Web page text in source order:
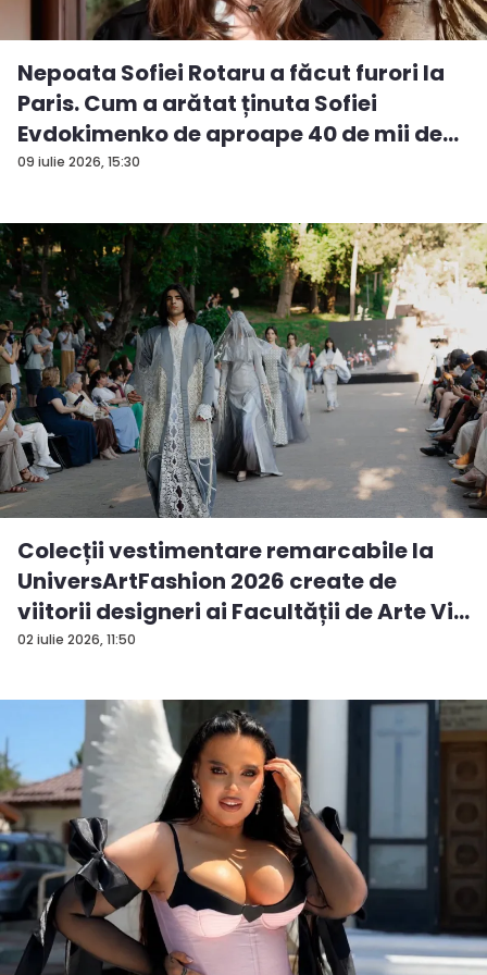
09 iulie 2026, 15:30
Nepoata Sofiei Rotaru a făcut furori la
Paris. Cum a arătat ținuta Sofiei
Evdokimenko de aproape 40 de mii de
e...
02 iulie 2026, 11:50
Colecții vestimentare remarcabile la
UniversArtFashion 2026 create de
viitorii designeri ai Facultății de Arte Vi...